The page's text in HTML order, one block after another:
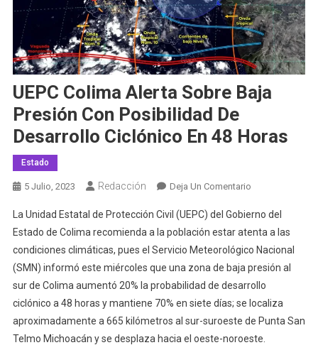
UEPC Colima Alerta Sobre Baja
Presión Con Posibilidad De
Desarrollo Ciclónico En 48 Horas
Estado
5 Julio, 2023 Redacción Deja Un ComentarioEn
Colima
Alerta
Sobre
Baja
Presión
Con
Posibilidad
De
La Unidad Estatal de Protección Civil (UEPC) del Gobierno del
Estado de Colima recomienda a la población estar atenta a las
condiciones climáticas, pues el Servicio Meteorológico Nacional
(SMN) informó este miércoles que una zona de baja presión al
sur de Colima aumentó 20% la probabilidad de desarrollo
ciclónico a 48 horas y mantiene 70% en siete días; se localiza
aproximadamente a 665 kilómetros al sur-suroeste de Punta San
Telmo Michoacán y se desplaza hacia el oeste-noroeste.